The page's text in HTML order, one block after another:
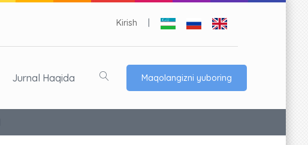
Kirish
Jurnal Haqida Maqolangizni yuboring